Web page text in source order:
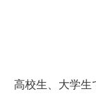
高校生、大学生